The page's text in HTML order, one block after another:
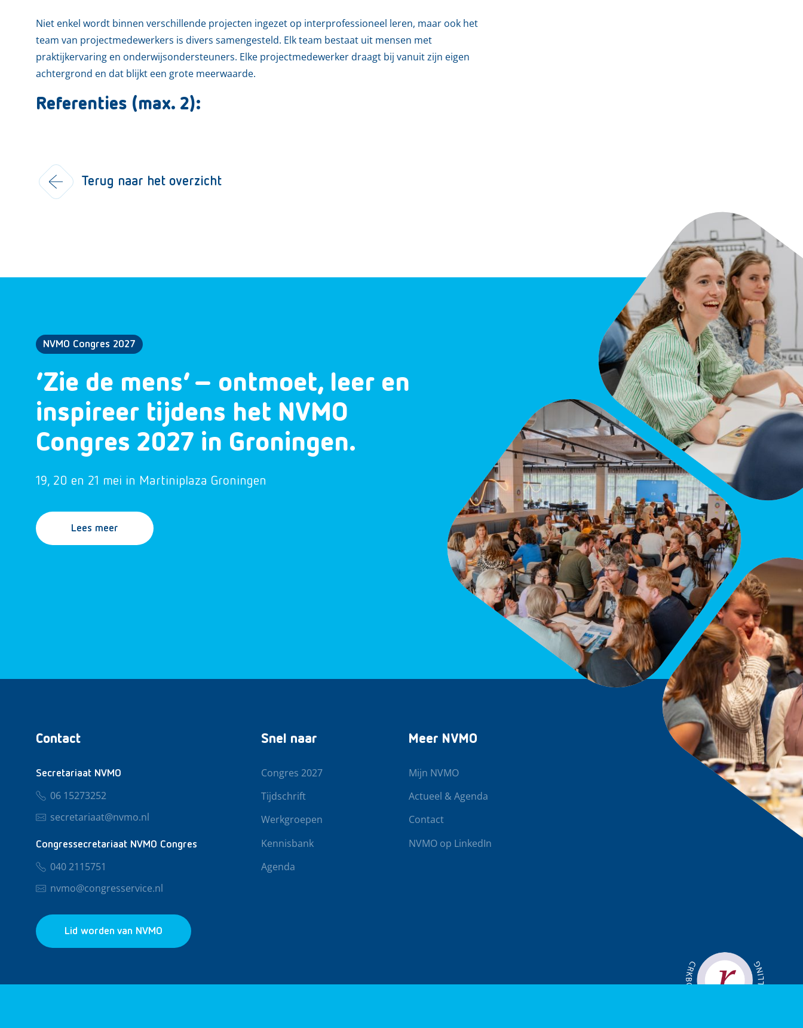
Niet enkel wordt binnen verschillende projecten ingezet op interprofessioneel leren, maar ook het
team van projectmedewerkers is divers samengesteld. Elk team bestaat uit mensen met
praktijkervaring en onderwijsondersteuners. Elke projectmedewerker draagt bij vanuit zijn eigen
achtergrond en dat blijkt een grote meerwaarde.
Referenties (max. 2):
Terug naar het overzicht
NVMO Congres 2027
‘Zie de mens’ – ontmoet, leer en
inspireer tijdens het NVMO
Congres 2027 in Groningen.
19, 20 en 21 mei in Martiniplaza Groningen
Lees meer
Contact
Secretariaat NVMO
06 15273252
secretariaat@nvmo.nl
Congressecretariaat NVMO Congres
040 2115751
nvmo@congresservice.nl
Lid worden van NVMO
Snel naar
Congres 2027
Tijdschrift
Werkgroepen
Kennisbank
Agenda
Meer NVMO
Mijn NVMO
Actueel & Agenda
Contact
NVMO op LinkedIn